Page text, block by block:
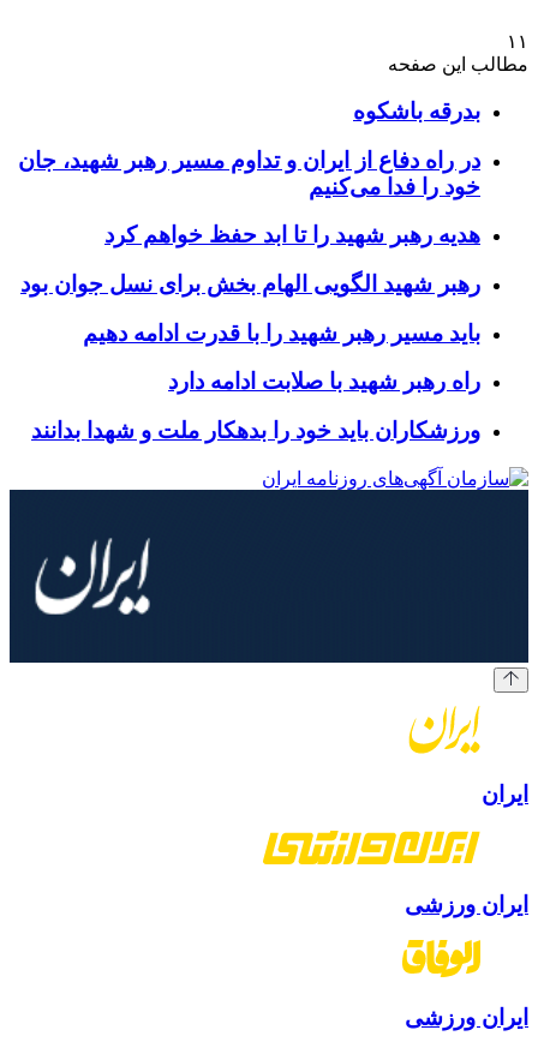
۱۱
مطالب این صفحه
بدرقه‌ باشکوه
در راه دفاع از ایران و تداوم مسیر رهبر شهید، جان
خود را فدا می‌کنیم
هدیه رهبر شهید را تا ابد حفظ خواهم کرد
رهبر شهید الگویی الهام بخش برای نسل جوان بود
باید مسیر رهبر شهید را با قدرت ادامه دهیم
راه رهبر شهید با صلابت ادامه دارد
ورزشکاران باید خود را بدهکار ملت و شهدا بدانند
ایران
ایران ورزشی
ایران ورزشی